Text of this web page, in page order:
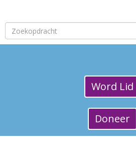
Word Lid
Doneer